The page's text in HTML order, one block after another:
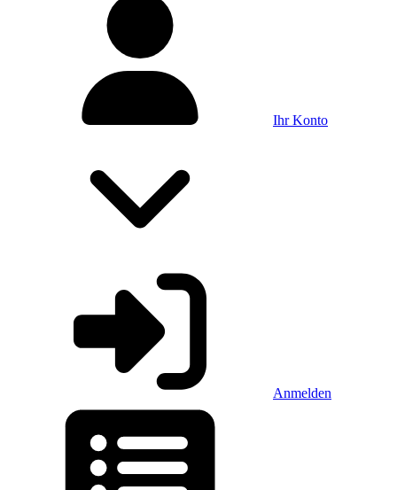
Ihr Konto
Anmelden